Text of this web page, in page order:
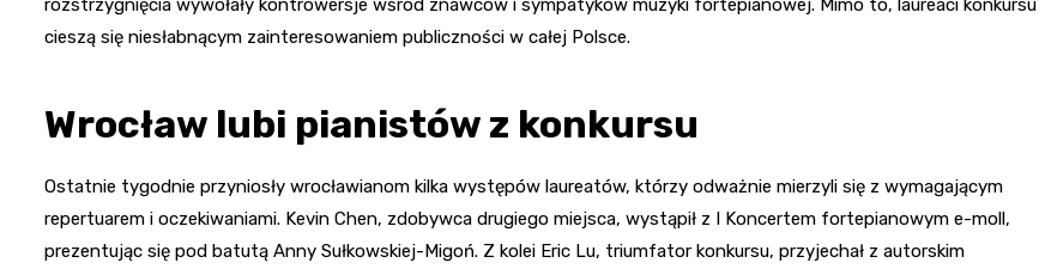
rozstrzygnięcia wywołały kontrowersje wśród znawców i sympatyków muzyki fortepianowej. Mimo to, laureaci konkursu
cieszą się niesłabnącym zainteresowaniem publiczności w całej Polsce.
Wrocław lubi pianistów z konkursu
Ostatnie tygodnie przyniosły wrocławianom kilka występów laureatów, którzy odważnie mierzyli się z wymagającym
repertuarem i oczekiwaniami. Kevin Chen, zdobywca drugiego miejsca, wystąpił z I Koncertem fortepianowym e-moll,
prezentując się pod batutą Anny Sułkowskiej-Migoń. Z kolei Eric Lu, triumfator konkursu, przyjechał z autorskim